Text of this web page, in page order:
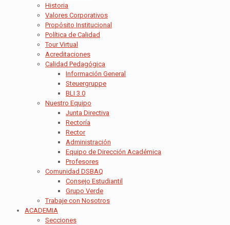
Historia
Valores Corporativos
Propósito Institucional
Política de Calidad
Tour Virtual
Acreditaciones
Calidad Pedagógica
Información General
Steuergruppe
BLI 3.0
Nuestro Equipo
Junta Directiva
Rectoría
Rector
Administración
Equipo de Dirección Académica
Profesores
Comunidad DSBAQ
Consejo Estudiantil
Grupo Verde
Trabaje con Nosotros
ACADEMIA
Secciones